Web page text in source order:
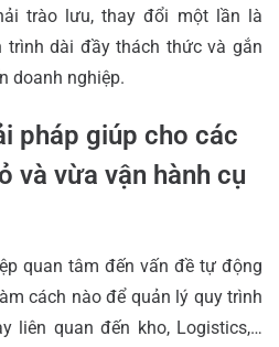
trào lưu, thay đổi một lần là
dài đầy thách thức và gắn
doanh nghiệp.
pháp giúp cho các
và vừa vận hành cụ
quan tâm đến vấn đề tự động
cách nào để quản lý quy trình
liên quan đến kho, Logistics,…